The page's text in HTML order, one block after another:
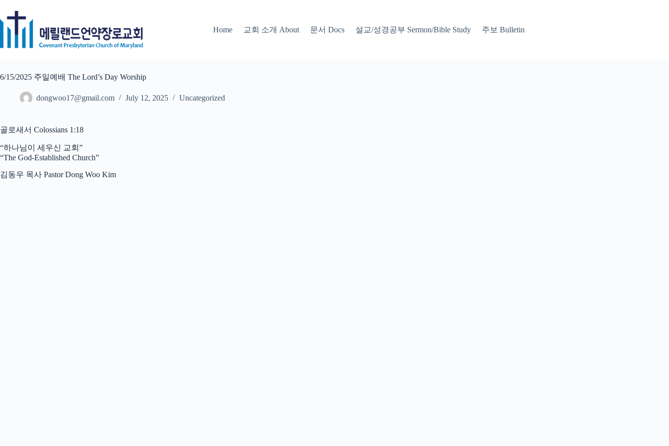
content
Home
교회 소개 About 문서 Docs 설교/성경공부 Sermon/Bible Study 주보 Bulletin
6/15/2025 주일예배 The Lord’s Day Worship
dongwoo17@gmail.com July 12, 2025 Uncategorized
골로새서 Colossians 1:18
“하나님이 세우신 교회”
“The God-Established Church”
김동우 목사 Pastor Dong Woo Kim